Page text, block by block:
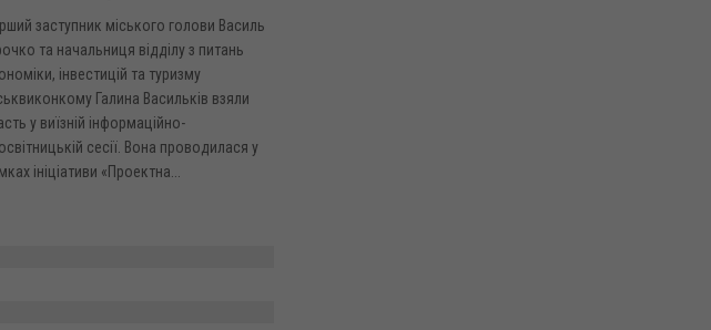
заступник міського голови Василь
та начальниця відділу з питань
інвестицій та туризму
Галина Васильків взяли
у виїзній інформаційно-
сесії. Вона проводилася у
ініціативи «Проектна...